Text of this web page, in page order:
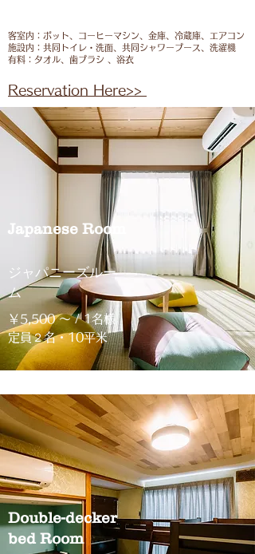
客室内：ポット、コーヒーマシン、金庫、冷蔵庫、エアコン
施設内：共同トイレ・洗面、共同シャワーブース、洗濯機
有料：タオル、歯ブラシ 、浴衣
Reservation Here>>
Japanese Room
​ジャパニーズルー
ム
￥5,500 〜/ 1名様
​定員２名・10平米
Double-decker
bed Room